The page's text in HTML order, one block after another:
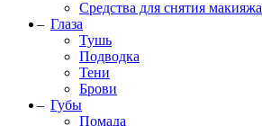
Средства для снятия макияжа
Глаза
Тушь
Подводка
Тени
Брови
Губы
Помада